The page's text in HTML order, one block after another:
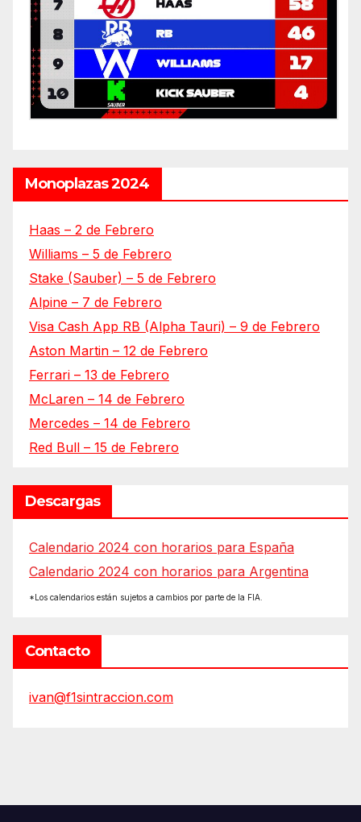
Monoplazas 2024
Haas – 2 de Febrero
Williams – 5 de Febrero
Stake (Sauber) – 5 de Febrero
Alpine – 7 de Febrero
Visa Cash App RB (Alpha Tauri) – 9 de Febrero
Aston Martin – 12 de Febrero
Ferrari – 13 de Febrero
McLaren – 14 de Febrero
Mercedes – 14 de Febrero
Red Bull – 15 de Febrero
Descargas
Calendario 2024 con horarios para España
Calendario 2024 con horarios para Argentina
*Los calendarios están sujetos a cambios por parte de la FIA.
Contacto
ivan@f1sintraccion.com